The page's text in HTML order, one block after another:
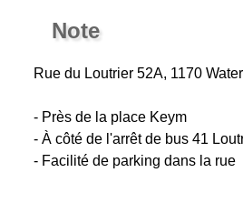
Note
Rue du Loutrier 52A, 1170
- Près de la place Keym
- À côté de l'arrêt de bus 41
- Facilité de parking dans la rue